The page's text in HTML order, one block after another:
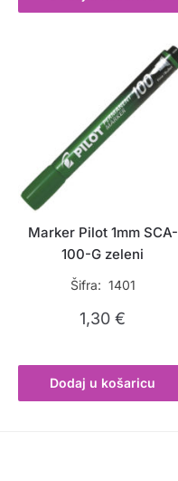
Marker Pilot 1mm SCA-
100-G zeleni
Šifra: 1401
1,30€
Dodaj u košaricu